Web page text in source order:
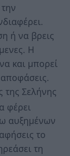
ή να βρεις
Η
και μπορεί
Σελήνης
φέρει
αυξημένων
το
τη